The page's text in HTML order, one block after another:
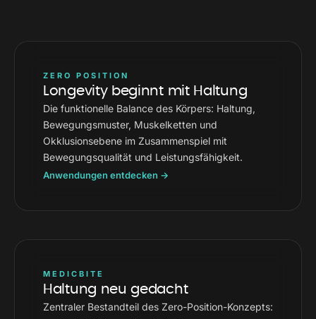
ZERO POSITION
Longevity beginnt mit Haltung
Die funktionelle Balance des Körpers: Haltung,
Bewegungsmuster, Muskelketten und
Okklusionsebene im Zusammenspiel mit
Bewegungsqualität und Leistungsfähigkeit.
Anwendungen entdecken →
MEDICBITE
Haltung neu gedacht
Zentraler Bestandteil des Zero-Position-Konzepts: